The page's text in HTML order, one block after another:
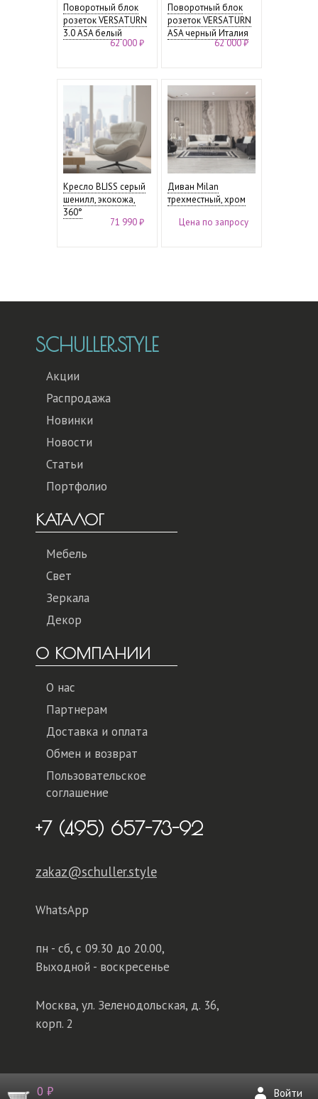
0 ₽ Войти
Поворотный блок
розеток VERSATURN
3.0 ASA белый
62 000 ₽
Поворотный блок
розеток VERSATURN
ASA черный Италия
62 000 ₽
Кресло BLISS серый
шенилл, экокожа,
360°
71 990 ₽
Диван Milan
трехместный, хром
Цена по запросу
SCHULLER.STYLE
Акции
Распродажа
Новинки
Новости
Статьи
Портфолио
КАТАЛОГ
Мебель
Свет
Зеркала
Декор
О КОМПАНИИ
О нас
Партнерам
Доставка и оплата
Обмен и возврат
Пользовательское
соглашение
+7 (495) 657-73-92
zakaz@schuller.style
WhatsApp
пн - сб, с 09.30 до 20.00,
Выходной - воскресенье
Москва, ул. Зеленодольская, д. 36,
корп. 2